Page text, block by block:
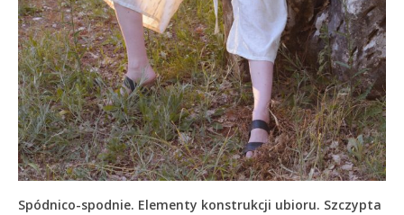
Spódnico-spodnie. Elementy konstrukcji ubioru. Szczypta